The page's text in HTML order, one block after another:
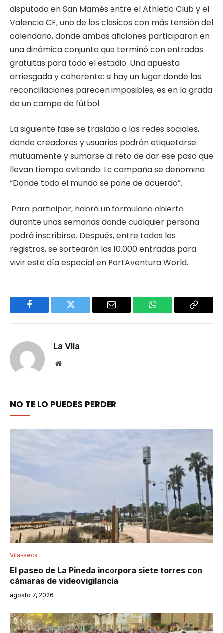
disputado en San Mamés entre el Athletic Club y el
Valencia CF, uno de los clásicos con más tensión del
calendario, donde ambas aficiones participaron en
una dinámica conjunta que terminó con entradas
gratuitas para todo el estadio. Una apuesta
arriesgada y coherente: si hay un lugar donde las
reconciliaciones parecen imposibles, es en la grada
de un campo de fútbol.
La siguiente fase se traslada a las redes sociales,
donde creadores y usuarios podrán etiquetarse
mutuamente y sumarse al reto de dar ese paso que
llevan tiempo evitando. La campaña se denomina
“Donde todo el mundo se pone de acuerdo”.
.Para participar, habrá un formulario abierto
durante unas semanas donde cualquier persona
podrá inscribirse. Después, entre todos los
registros, se sortearán las 10.000 entradas para
vivir este día especial en PortAventura World.
Facebook Twitter Email WhatsApp Copy
La Vila
Website
NO TE LO PUEDES PERDER
Vila-seca
El paseo de La Pineda incorpora siete torres con
cámaras de videovigilancia
agosto 7, 2026